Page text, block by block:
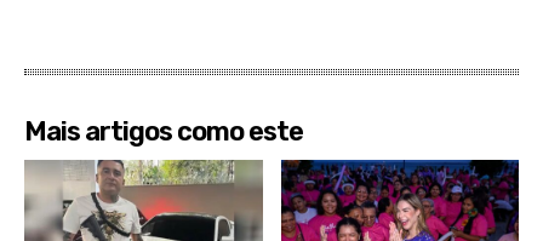
Mais artigos como este